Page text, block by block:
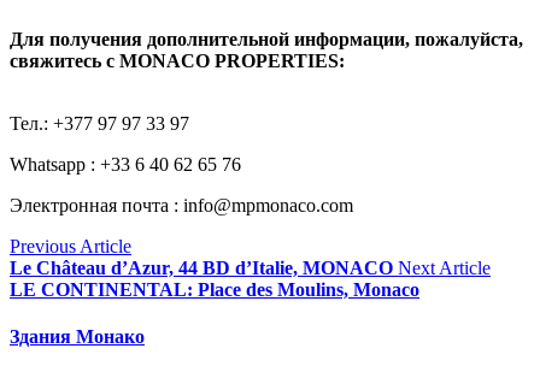
Для получения дополнительной информации, пожалуйста,
свяжитесь с MONACO PROPERTIES:
Тел.: +377 97 97 33 97
Whatsapp : +33 6 40 62 65 76
Электронная почта : info@mpmonaco.com
Previous Article
Le Château d’Azur, 44 BD d’Italie, MONACO Next Article
LE CONTINENTAL: Place des Moulins, Monaco
Здания Монако